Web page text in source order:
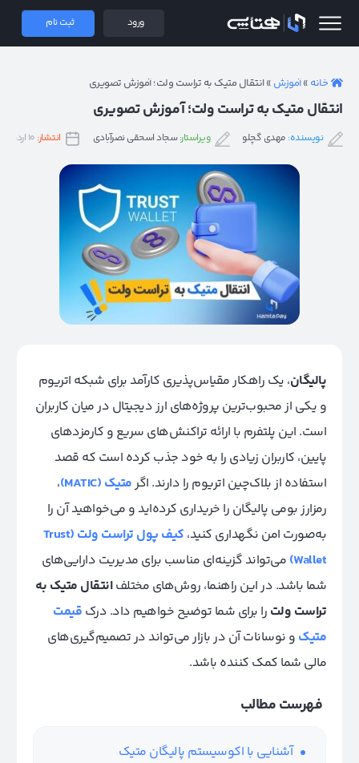
همتاپی ورود ثبت نام
خانه »آموزش »انتقال متیک به تراست ولت؛ آموزش تصویری
انتقال متیک به تراست ولت؛ آموزش تصویری
نویسنده: مهدی گچلو ویراستار: سجاد اسحقی نصرآبادی انتشار:
پالیگان، یک راهکار مقیاس‌پذیری کارآمد برای شبکه اتریوم
و یکی از محبوب‌ترین پروژه‌های ارز دیجیتال در میان کاربران
است. این پلتفرم با ارائه تراکنش‌های سریع و کارمزدهای
پایین، کاربران زیادی را به خود جذب کرده است که قصد
استفاده از بلاک‌چین اتریوم را دارند. اگرمتیک (MATIC)
،
رمزارز بومی پالیگان را خریداری کرده‌اید و می‌خواهید آن را
به‌صورت امن نگهداری کنید،
کیف پول تراست ولت (Trust
Wallet) می‌تواند گزینه‌ای مناسب برای مدیریت دارایی‌های
شما باشد. در این راهنما، روش‌های مختلفانتقال متیک به
تراست ولت را برای شما توضیح خواهیم داد. درک قیمت
متیک و نوسانات آن در بازار می‌تواند در تصمیم‌گیری‌های
مالی شما کمک کننده باشد.
فهرست مطالب
آشنایی با اکوسیستم پالیگان متیک